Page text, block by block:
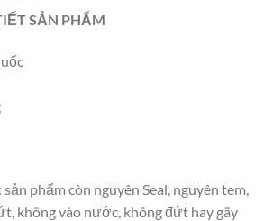
SẢN PHẨM
phẩm còn nguyên Seal, nguyên tem,
không vào nước, không đứt hay gãy